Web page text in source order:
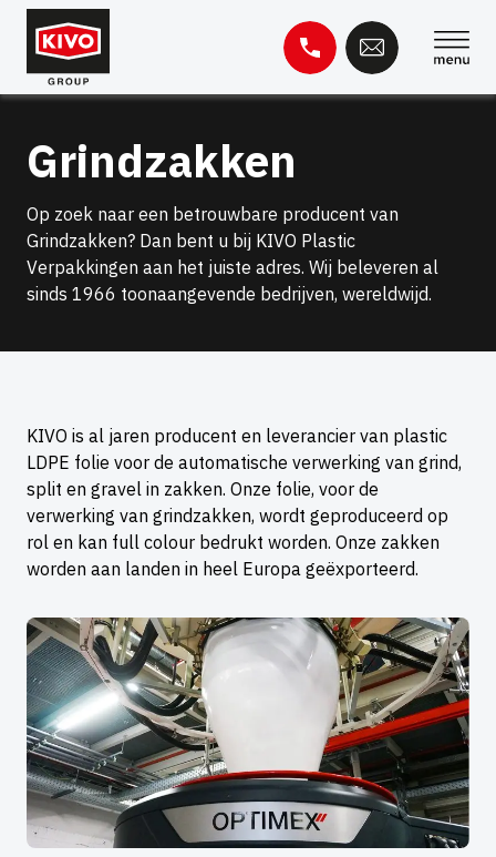
Overslaan
naar:
Kennisbank Contact
Grindzakken
Op zoek naar een betrouwbare producent van
Grindzakken? Dan bent u bij KIVO Plastic
Verpakkingen aan het juiste adres. Wij beleveren al
sinds 1966 toonaangevende bedrijven, wereldwijd.
KIVO is al jaren producent en leverancier van plastic
LDPE folie voor de automatische verwerking van grind,
split en gravel in zakken. Onze folie, voor de
verwerking van grindzakken, wordt geproduceerd op
rol en kan full colour bedrukt worden. Onze zakken
worden aan landen in heel Europa geëxporteerd.